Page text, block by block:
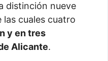
distinción nueve
las cuales cuatro
y en tres
Alicante.